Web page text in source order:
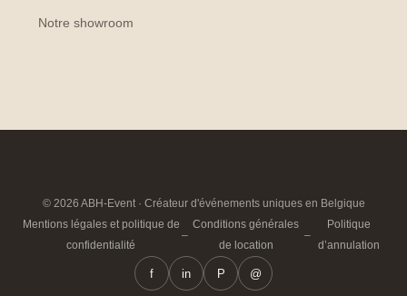
Notre showroom
© 2026 ABH-Event · Créateur d'événements uniques en Belgique
Mentions légales et politique de
confidentialité
–
Conditions générales
de location
–
Politique
d’annulation
f in P @